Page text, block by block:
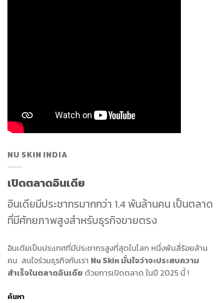
NU SKIN INDIA
เปิดตลาดอินเดีย
อินเดียมีประชากรมากกว่า 1.4 พันล้านคน เป็นตลาด
ที่มีศักยภาพสูงสำหรับธุรกิจขายตรง
อินเดียเป็นประเทศที่มีประชากรสูงที่สุดในโลก หนึ่งพันสี่ร้อยล้าน
คน สนใจร่วมธุรกิจกับเรา Nu Skin มั่นใจว่าจะประสบความ
สำเร็จในตลาดอินเดีย ด้วยการเปิดตลาด ในปี 2025 นี้ !
ค้นหา